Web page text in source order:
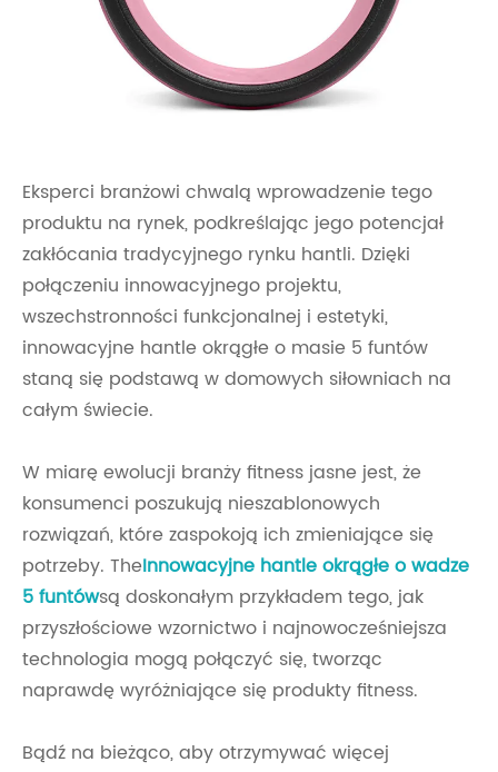
Eksperci branżowi chwalą wprowadzenie tego
produktu na rynek, podkreślając jego potencjał
zakłócania tradycyjnego rynku hantli. Dzięki
połączeniu innowacyjnego projektu,
wszechstronności funkcjonalnej i estetyki,
innowacyjne hantle okrągłe o masie 5 funtów
staną się podstawą w domowych siłowniach na
całym świecie.
W miarę ewolucji branży fitness jasne jest, że
konsumenci poszukują nieszablonowych
rozwiązań, które zaspokoją ich zmieniające się
potrzeby. TheInnowacyjne hantle okrągłe o wadze
5 funtówsą doskonałym przykładem tego, jak
przyszłościowe wzornictwo i najnowocześniejsza
technologia mogą połączyć się, tworząc
naprawdę wyróżniające się produkty fitness.
Bądź na bieżąco, aby otrzymywać więcej